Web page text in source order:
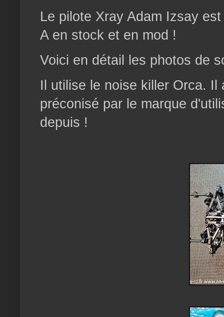
Le pilote Xray Adam Izsay
A en stock et en mod !
Voici en détail les photos de
Il utilise le noise killer Orca.
préconisé par le marque
depuis !